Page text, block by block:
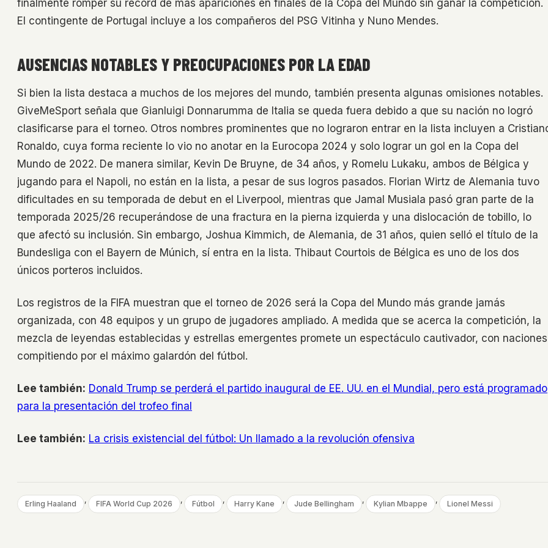
finalmente romper su récord de más apariciones en finales de la Copa del Mundo sin ganar la competición.
El contingente de Portugal incluye a los compañeros del PSG Vitinha y Nuno Mendes.
AUSENCIAS NOTABLES Y PREOCUPACIONES POR LA EDAD
Si bien la lista destaca a muchos de los mejores del mundo, también presenta algunas omisiones notables.
GiveMeSport señala que Gianluigi Donnarumma de Italia se queda fuera debido a que su nación no logró
clasificarse para el torneo. Otros nombres prominentes que no lograron entrar en la lista incluyen a
Ronaldo, cuya forma reciente lo vio no anotar en la Eurocopa 2024 y solo lograr un gol en la Copa del
Mundo de 2022. De manera similar, Kevin De Bruyne, de 34 años, y Romelu Lukaku, ambos de Bélgica y
jugando para el Napoli, no están en la lista, a pesar de sus logros pasados. Florian Wirtz de Alemania tuvo
dificultades en su temporada de debut en el Liverpool, mientras que Jamal Musiala pasó gran parte de la
temporada 2025/26 recuperándose de una fractura en la pierna izquierda y una dislocación de tobillo, lo
que afectó su inclusión. Sin embargo, Joshua Kimmich, de Alemania, de 31 años, quien selló el título de la
Bundesliga con el Bayern de Múnich, sí entra en la lista. Thibaut Courtois de Bélgica es uno de los dos
únicos porteros incluidos.
Los registros de la FIFA muestran que el torneo de 2026 será la Copa del Mundo más grande jamás
organizada, con 48 equipos y un grupo de jugadores ampliado. A medida que se acerca la competición, la
mezcla de leyendas establecidas y estrellas emergentes promete un espectáculo cautivador, con naciones
compitiendo por el máximo galardón del fútbol.
Lee también: Donald Trump se perderá el partido inaugural de EE. UU. en el Mundial, pero está programado
para la presentación del trofeo final
Lee también: La crisis existencial del fútbol: Un llamado a la revolución ofensiva
Erling Haaland , FIFA World Cup 2026 , Fútbol , Harry Kane , Jude Bellingham , Kylian Mbappe , Lionel Messi